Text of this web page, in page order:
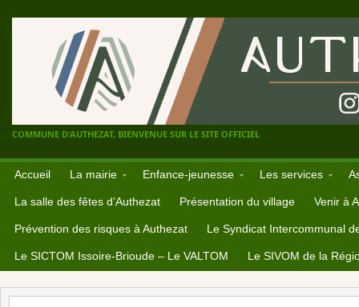
COMMUNE D'AUTHEZAT, BIENVENUE SUR LE SITE OFFICIEL
Accueil La mairie Enfance-jeunesse Les services
La salle des fêtes d’Authezat Présentation du village Venir à
Prévention des risques à Authezat Le Syndicat Intercommunal
Le SICTOM Issoire-Brioude – Le VALTOM Le SIVOM de la